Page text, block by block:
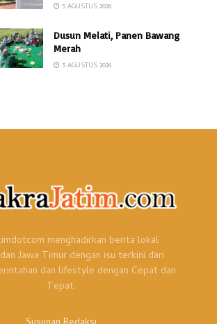
5 AGUSTUS 2026
Dusun Melati, Panen Bawang
Merah
5 AGUSTUS 2026
menghadirkan berita lokal
Jawa Timur dengan isu terkini dari
dan lifestyle dengan Cepat dan
Tepat.